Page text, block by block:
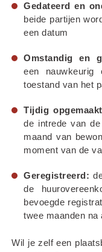
Gedateerd en
beide partijen
een datum
Omstandig en
een
toestand van het
Tijdig
de intrede van
maand van
moment van de
Geregistreerd:
de
bevoegde
twee maanden na
Wil je zelf een